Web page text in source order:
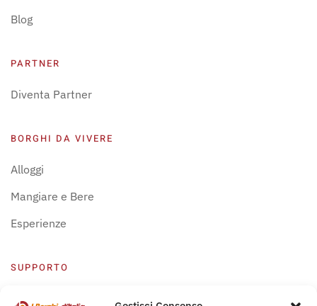
Blog
PARTNER
Diventa Partner
BORGHI DA VIVERE
Alloggi
Mangiare e Bere
Esperienze
SUPPORTO
Centro Supporto